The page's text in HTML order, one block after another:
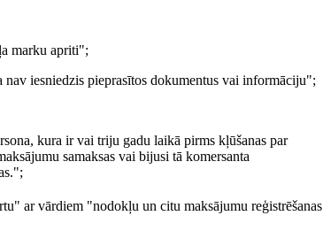
marku apriti";
iesniedzis pieprasītos dokumentus vai informāciju";
kura ir vai triju gadu laikā pirms kļūšanas par
samaksas vai bijusi tā komersanta
ar vārdiem "nodokļu un citu maksājumu reģistrēšanas